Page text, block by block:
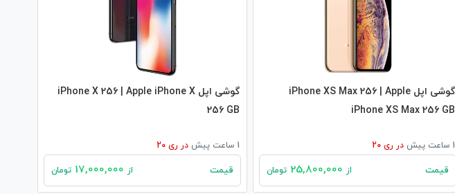
گوشی اپل iPhone XS Max 256 | Apple
iPhone XS Max 256 GB
1 ساعت پیش در ری 20
قیمت از تومان
گوشی اپل iPhone X 256 | Apple iPhone X
256 GB
1 ساعت پیش در ری 20
قیمت از تومان